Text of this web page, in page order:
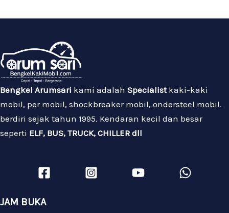
Bengkel Arumsari kami adalah Specialistkaki-kaki
mobil, per mobil, shockbreaker mobil, ondersteel mobil.
berdiri sejak tahun 1995. Kendaran kecil dan besar
seperti ELF, BUS, TRUCK, CHILLER dll
JAM BUKA